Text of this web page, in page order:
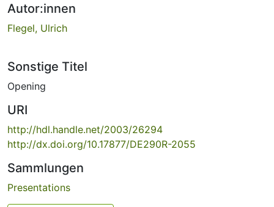
Autor:innen
Flegel, Ulrich
Sonstige Titel
Opening
URI
http://hdl.handle.net/2003/26294
http://dx.doi.org/10.17877/DE290R-2055
Sammlungen
Presentations